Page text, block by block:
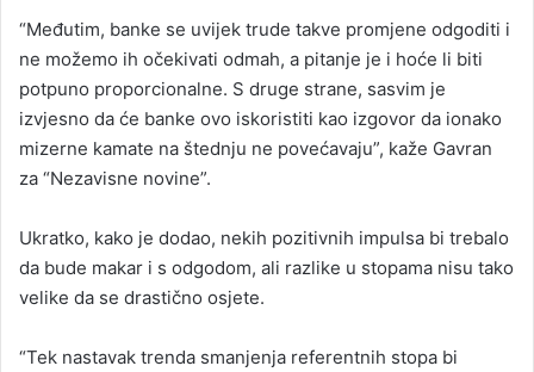
“Međutim, banke se uvijek trude takve promjene odgoditi i
ne možemo ih očekivati odmah, a pitanje je i hoće li biti
potpuno proporcionalne. S druge strane, sasvim je
izvjesno da će banke ovo iskoristiti kao izgovor da ionako
mizerne kamate na štednju ne povećavaju”, kaže Gavran
za “Nezavisne novine”.
Ukratko, kako je dodao, nekih pozitivnih impulsa bi trebalo
da bude makar i s odgodom, ali razlike u stopama nisu tako
velike da se drastično osjete.
“Tek nastavak trenda smanjenja referentnih stopa bi